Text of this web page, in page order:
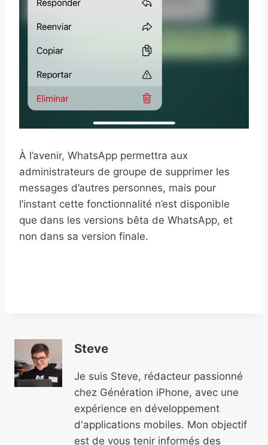
À l’avenir, WhatsApp permettra aux
administrateurs de groupe de supprimer les
messages d’autres personnes, mais pour
l’instant cette fonctionnalité n’est disponible
que dans les versions bêta de WhatsApp, et
non dans sa version finale.
Steve
Je suis Steve, rédacteur passionné
chez Génération iPhone, avec une
expérience en développement
d'applications mobiles. Mon objectif
est de vous tenir informés des